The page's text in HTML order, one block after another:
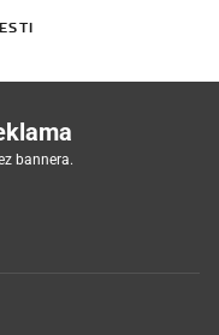
bannera.